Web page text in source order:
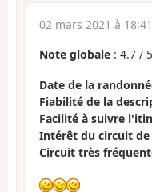
02 mars 2021 à 18:41
Note globale : 4.7 / 5
Date de la
Fiabilité de la
Facilité à suivre
Intérêt du circuit de
Circuit très